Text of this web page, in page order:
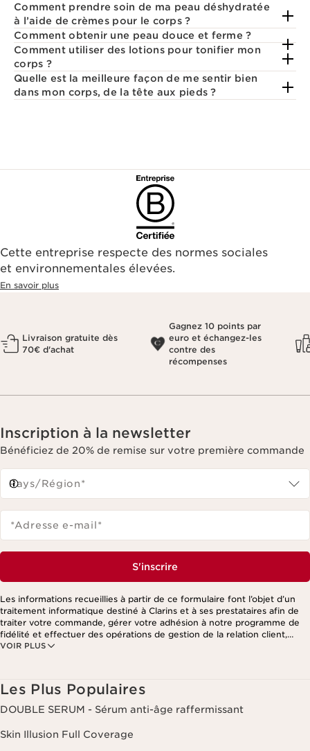
Comment prendre soin de ma peau déshydratée
à l’aide de crèmes pour le corps ?
Comment obtenir une peau douce et ferme ?
Comment utiliser des lotions pour tonifier mon
corps ?
Quelle est la meilleure façon de me sentir bien
dans mon corps, de la tête aux pieds ?
Cette entreprise respecte des normes sociales
et environnementales élevées.
En savoir plus
Livraison gratuite dès
70€ d'achat
Gagnez 10 points par
euro et échangez-les
contre des
récompenses
Inscription à la newsletter
Bénéficiez de 20% de remise sur votre première commande
Pays/Région*
*Adresse e-mail*
S'inscrire
VOIR PLUS
Les informations recueillies à partir de ce formulaire font l’objet d’un
traitement informatique destiné à Clarins et à ses prestataires afin de
traiter votre commande, gérer votre adhésion à notre programme de
fidélité et effectuer des opérations de gestion de la relation client,
notamment pour vous adresser des offres personnalisées en fonction
Les Plus Populaires
DOUBLE SERUM - Sérum anti-âge raffermissant
Skin Illusion Full Coverage